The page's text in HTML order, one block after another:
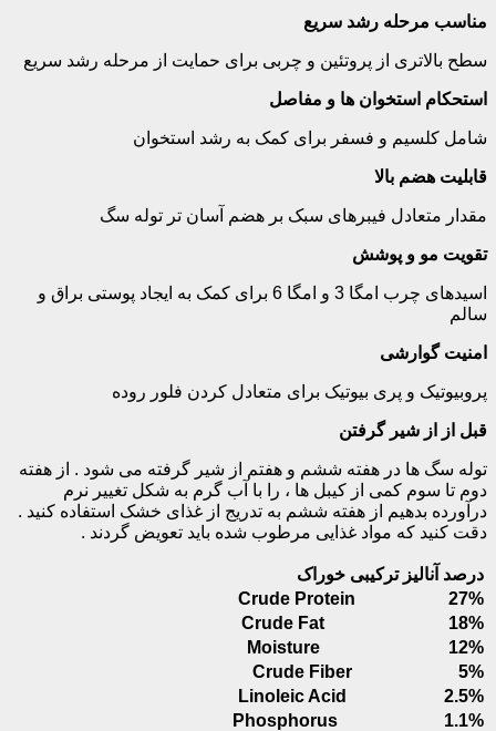
مناسب مرحله رشد سریع
سطح بالاتری از پروتئین و چربی برای حمایت از مرحله رشد سریع
استحکام استخوان ها و مفاصل
شامل کلسیم و فسفر برای کمک به رشد استخوان
قابلیت هضم بالا
مقدار متعادل فیبرهای سبک بر هضم آسان تر توله سگ
تقویت مو و پوشش
اسیدهای چرب امگا 3 و امگا 6 برای کمک به ایجاد پوستی براق و
سالم
امنیت گوارشی
پروبیوتیک و پری بیوتیک برای متعادل کردن فلور روده
قبل از از شیر گرفتن
توله سگ ها در هفته ششم و هفتم از شیر گرفته می شود . از هفته
دوم تا سوم کمی از کیبل ها ، را با آب گرم به شکل تغییر نرم
درآورده بدهیم از هفته ششم به تدریج از غذای خشک استفاده کنید .
دقت کنید که مواد غذایی مرطوب شده باید تعویض گردند .
درصد آنالیز ترکیبی خوراک
Crude Protein 27%
Crude Fat 18%
Moisture 12%
Crude Fiber 5%
Linoleic Acid 2.5%
Phosphorus 1.1%